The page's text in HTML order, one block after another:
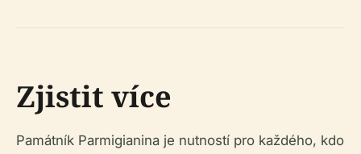
Zjistit více
Památník Parmigianina je nutností pro každého, kdo